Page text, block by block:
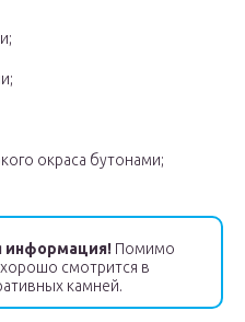
окраса бутонами;
информация! Помимо
хорошо смотрится в
камней.